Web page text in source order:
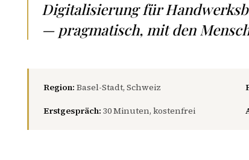
Digitalisierung für
— pragmatisch, mit den
Region: Basel-Stadt, Schweiz
Erstgespräch: 30 Minuten, kostenfrei